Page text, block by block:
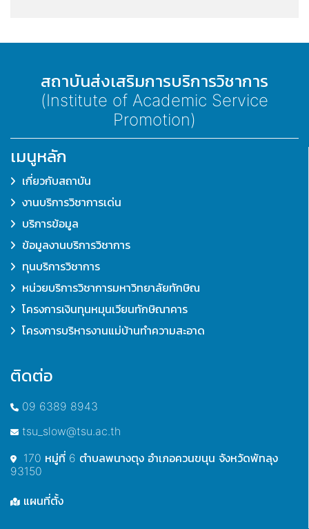
สถาบันส่งเสริมการบริการวิชาการ
(Institute of Academic Service
Promotion)
เมนูหลัก
เกี่ยวกับสถาบัน
งานบริการวิชาการเด่น
บริการข้อมูล
ข้อมูลงานบริการวิชาการ
ทุนบริการวิชาการ
หน่วยบริการวิชาการมหาวิทยาลัยทักษิณ
โครงการเงินทุนหมุนเวียนทักษิณาคาร
โครงการบริหารงานแม่บ้านทำความสะอาด
ติดต่อ
09 6389 8943
tsu_slow@tsu.ac.th
170 หมู่ที่ 6 ตำบลพนางตุง อำเภอควนขนุน จังหวัดพัทลุง
93150
แผนที่ตั้ง